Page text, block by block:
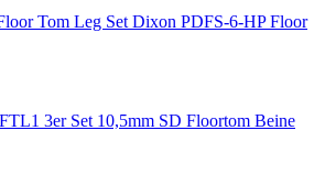
Dixon PDFS-6-HP Floor
SD Floortom Beine